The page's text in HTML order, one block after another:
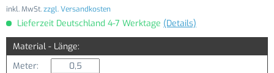
inkl. MwSt.zzgl. Versandkosten
Lieferzeit Deutschland 4-7 Werktage (Details)
Material - Länge:
Meter: